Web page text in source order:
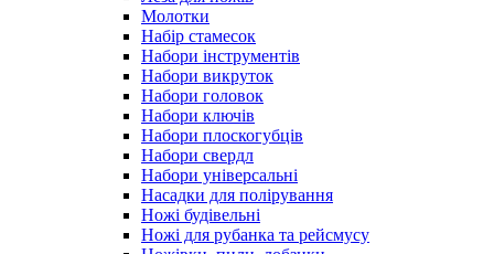
Молотки
Набір стамесок
Набори інструментів
Набори викруток
Набори головок
Набори ключів
Набори плоскогубців
Набори свердл
Набори універсальні
Насадки для полірування
Ножі будівельні
Ножі для рубанка та рейсмусу